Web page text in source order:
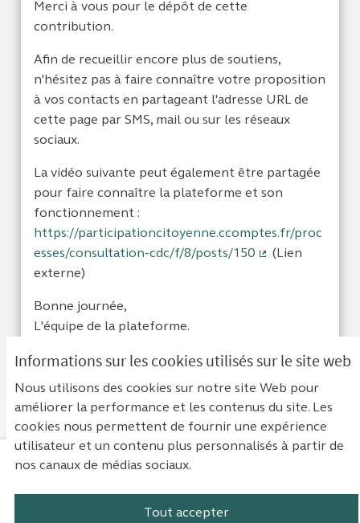
Informations sur les cookies utilisés sur le site web
Nous utilisons des cookies sur notre site Web pour
améliorer la performance et les contenus du site. Les
cookies nous permettent de fournir une expérience
utilisateur et un contenu plus personnalisés à partir de
nos canaux de médias sociaux.
Tout accepter
Merci à vous pour le dépôt de cette
contribution.
Afin de recueillir encore plus de soutiens,
n'hésitez pas à faire connaître votre proposition
à vos contacts en partageant l'adresse URL de
cette page par SMS, mail ou sur les réseaux
sociaux.
La vidéo suivante peut également être partagée
pour faire connaître la plateforme et son
fonctionnement :
https://participationcitoyenne.ccomptes.fr/proc
esses/consultation-cdc/f/8/posts/150
(Lien
externe)
Bonne journée,
L'équipe de la plateforme.
Mentions légales
Paramètres des cookies